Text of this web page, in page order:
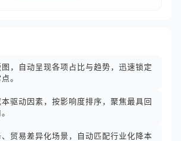
，自动呈现各项占比与趋势，迅速锁定
。
驱动因素，按影响度排序，聚焦最具回
贸易差异化场景，自动匹配行业化降本